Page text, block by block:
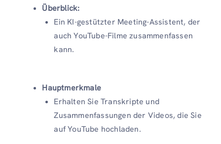
Überblick:
Ein KI-gestützter Meeting-Assistent, der
auch YouTube-Filme zusammenfassen
kann.
Hauptmerkmale
Erhalten Sie Transkripte und
Zusammenfassungen der Videos, die Sie
auf YouTube hochladen.